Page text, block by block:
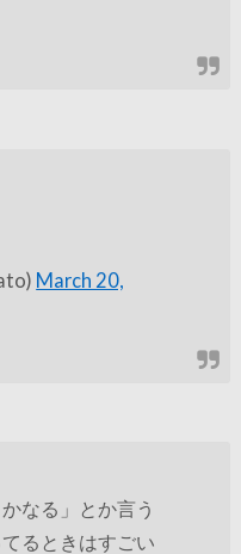
March 20,
なる」とか言う
るときはすごい